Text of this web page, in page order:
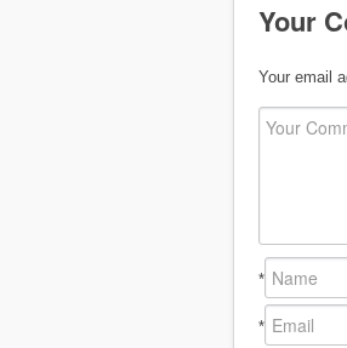
Your
Your email
*
*